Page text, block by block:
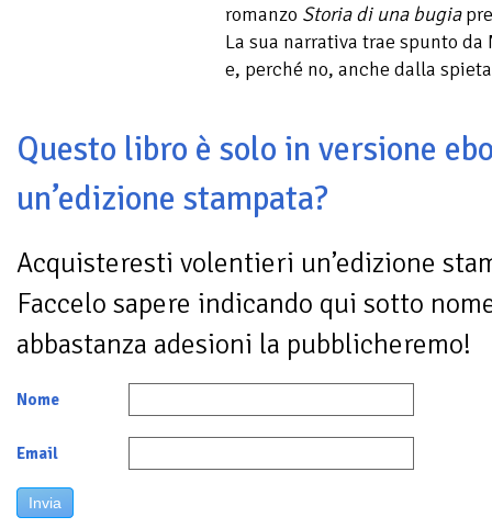
romanzo Storia di una bugia
La sua narrativa trae spunto
e, perché no, anche dalla
Questo libro è solo in versione
un’edizione stampata?
Acquisteresti volentieri un’edizione
Faccelo sapere indicando qui sotto
abbastanza adesioni la pubblicheremo!
Nome
Email
Invia